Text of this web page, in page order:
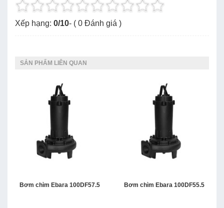
Xếp hạng: 0/10- ( 0 Đánh giá )
SẢN PHẨM LIÊN QUAN
Bơm chìm Ebara 100DF57.5 Bơm chìm Ebara 100DF55.5